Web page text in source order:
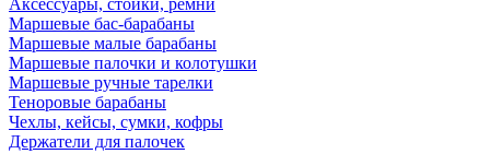
Аксессуары, стойки, ремни
Маршевые бас-барабаны
Маршевые малые барабаны
Маршевые палочки и колотушки
Маршевые ручные тарелки
Теноровые барабаны
Чехлы, кейсы, сумки, кофры
Держатели для палочек